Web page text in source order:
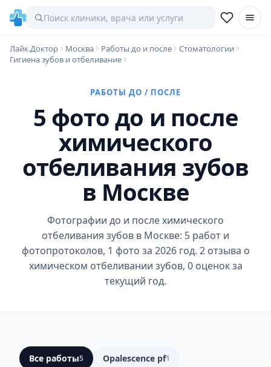
Лайк.Доктор Москва Работы до и после
Стоматологии
Гигиена зубов и отбеливание
РАБОТЫ ДО / ПОСЛЕ
5 фото до и после
химического
отбеливания зубов
в Москве
Фотографии до и после химического
отбеливания зубов в Москве: 5 работ и
фотопротоколов, 1 фото за 2026 год. 2 отзыва о
химическом отбеливании зубов, 0 оценок за
текущий год.
Все работы5 Opalescence pf1